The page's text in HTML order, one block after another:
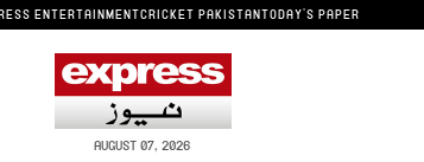
ENTERTAINMENTCRICKET PAKISTANTODAY'S PAPER
AUGUST 07, 2026